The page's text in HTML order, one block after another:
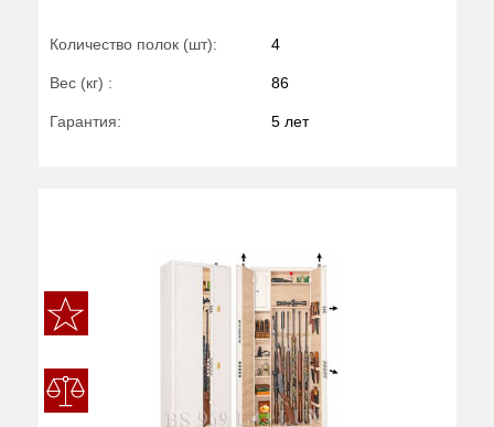
Количество полок (шт): 4
Вес (кг) : 86
Гарантия: 5 лет